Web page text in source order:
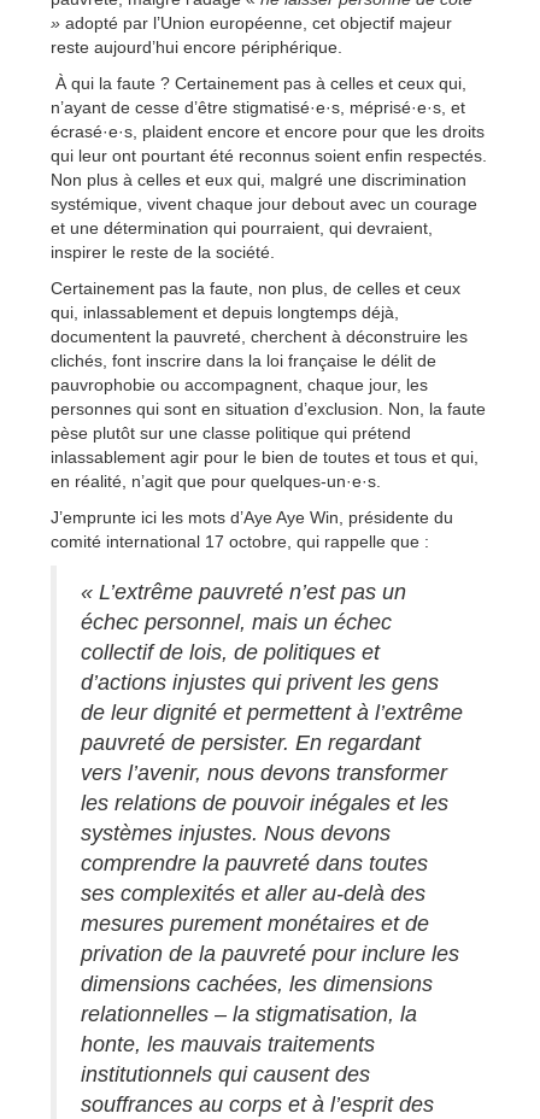
» adopté par l’Union européenne, cet objectif majeur
reste aujourd’hui encore périphérique.
À qui la faute ? Certainement pas à celles et ceux qui,
n’ayant de cesse d’être stigmatisé·e·s, méprisé·e·s, et
écrasé·e·s, plaident encore et encore pour que les droits
qui leur ont pourtant été reconnus soient enfin respectés.
Non plus à celles et eux qui, malgré une discrimination
systémique, vivent chaque jour debout avec un courage
et une détermination qui pourraient, qui devraient,
inspirer le reste de la société.
Certainement pas la faute, non plus, de celles et ceux
qui, inlassablement et depuis longtemps déjà,
documentent la pauvreté, cherchent à déconstruire les
clichés, font inscrire dans la loi française le délit de
pauvrophobie ou accompagnent, chaque jour, les
personnes qui sont en situation d’exclusion. Non, la faute
pèse plutôt sur une classe politique qui prétend
inlassablement agir pour le bien de toutes et tous et qui,
en réalité, n’agit que pour quelques-un·e·s.
J’emprunte ici les mots d’Aye Aye Win, présidente du
comité international 17 octobre, qui rappelle que :
« L’extrême pauvreté n’est pas un
échec personnel, mais un échec
collectif de lois, de politiques et
d’actions injustes qui privent les gens
de leur dignité et permettent à l’extrême
pauvreté de persister. En regardant
vers l’avenir, nous devons transformer
les relations de pouvoir inégales et les
systèmes injustes. Nous devons
comprendre la pauvreté dans toutes
ses complexités et aller au-delà des
mesures purement monétaires et de
privation de la pauvreté pour inclure les
dimensions cachées, les dimensions
relationnelles – la stigmatisation, la
honte, les mauvais traitements
institutionnels qui causent des
souffrances au corps et à l’esprit des